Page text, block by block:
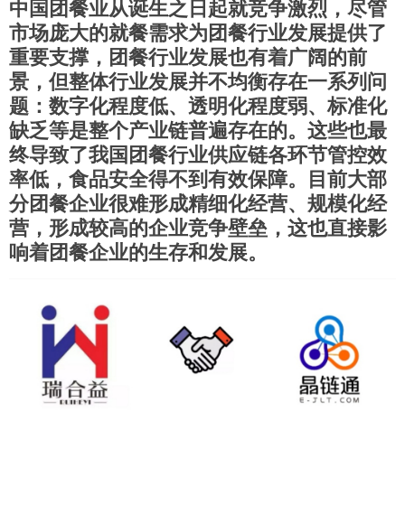
中国团餐业从诞生之日起就竞争激烈，尽管
市场庞大的就餐需求为团餐行业发展提供了
重要支撑，团餐行业发展也有着广阔的前
景，但整体行业发展并不均衡存在一系列问
题：数字化程度低、透明化程度弱、标准化
缺乏等是整个产业链普遍存在的。这些也最
终导致了我国团餐行业供应链各环节管控效
率低，食品安全得不到有效保障。目前大部
分团餐企业很难形成精细化经营、规模化经
营，形成较高的企业竞争壁垒，这也直接影
响着团餐企业的生存和发展。